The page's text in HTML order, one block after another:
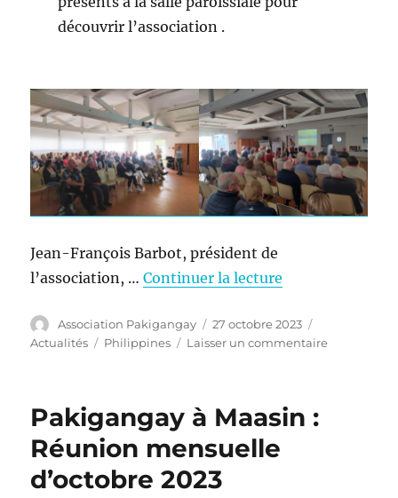
découvrir l’association .
Jean-François Barbot, président de
l’association, …Continuer la lecture
Auteur
Association Pakigangay
Publié
le
27 octobre 2023
Actualités
Étiquettes
Philippines Laisser un commentairesur
Pakigangay à Maasin :
Réunion mensuelle
d’octobre 2023